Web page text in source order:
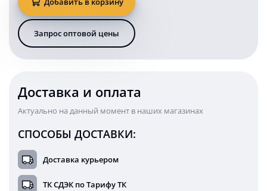
KARAVAN
для
задний
4
Ватт
ход
габарит
12/24В
Запрос оптовой цены
Доставка и оплата
Актуально на данный момент в наших магазинах
СПОСОБЫ ДОСТАВКИ:
Доставка курьером
ТК СДЭК по Тарифу ТК